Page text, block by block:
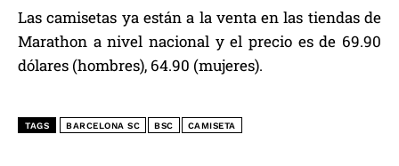
Las camisetas ya están a la venta en las tiendas de
Marathon a nivel nacional y el precio es de 69.90
dólares (hombres), 64.90 (mujeres).
TAGS BARCELONA SC BSC CAMISETA